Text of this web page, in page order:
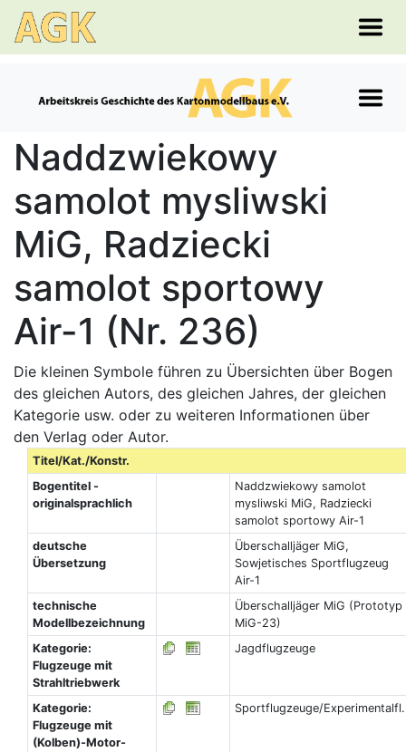
Naddzwiekowy
samolot mysliwski
MiG, Radziecki
samolot sportowy
Air-1 (Nr. 236)
Die kleinen Symbole führen zu Übersichten über Bogen
des gleichen Autors, des gleichen Jahres, der gleichen
Kategorie usw. oder zu weiteren Informationen über
den Verlag oder Autor.
Titel/Kat./Konstr.
Bogentitel -
originalsprachlich
Naddzwiekowy samolot
mysliwski MiG, Radziecki
samolot sportowy Air-1
deutsche
Übersetzung
Überschalljäger MiG,
Sowjetisches Sportflugzeug
Air-1
technische
Modellbezeichnung
Überschalljäger MiG (Prototyp
MiG-23)
Kategorie:
Flugzeuge mit
Strahltriebwerk
Jagdflugzeuge
Kategorie:
Flugzeuge mit
(Kolben)-Motor-
Sportflugzeuge/Experimentalfl.